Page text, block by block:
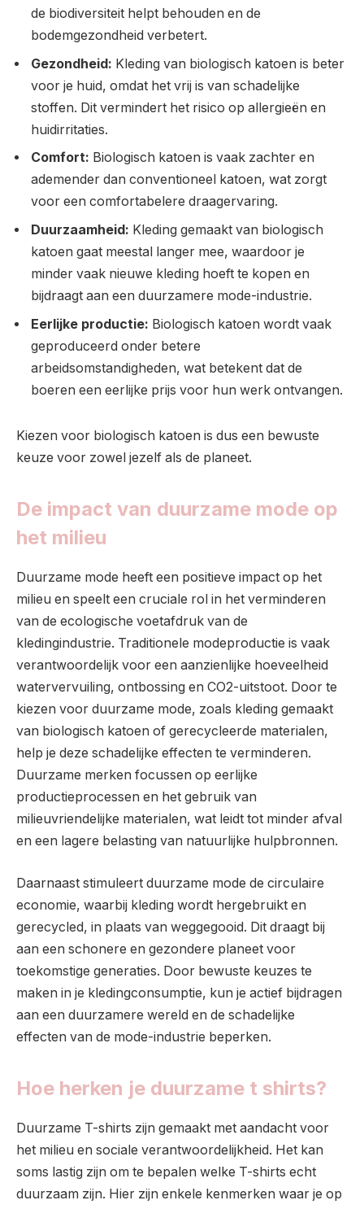
de biodiversiteit helpt behouden en de
bodemgezondheid verbetert.
Gezondheid: Kleding van biologisch katoen is beter
voor je huid, omdat het vrij is van schadelijke
stoffen. Dit vermindert het risico op allergieën en
huidirritaties.
Comfort: Biologisch katoen is vaak zachter en
ademender dan conventioneel katoen, wat zorgt
voor een comfortabelere draagervaring.
Duurzaamheid: Kleding gemaakt van biologisch
katoen gaat meestal langer mee, waardoor je
minder vaak nieuwe kleding hoeft te kopen en
bijdraagt aan een duurzamere mode-industrie.
Eerlijke productie: Biologisch katoen wordt vaak
geproduceerd onder betere
arbeidsomstandigheden, wat betekent dat de
boeren een eerlijke prijs voor hun werk ontvangen.
Kiezen voor biologisch katoen is dus een bewuste
keuze voor zowel jezelf als de planeet.
De impact van duurzame mode op
het milieu
Duurzame mode heeft een positieve impact op het
milieu en speelt een cruciale rol in het verminderen
van de ecologische voetafdruk van de
kledingindustrie. Traditionele modeproductie is vaak
verantwoordelijk voor een aanzienlijke hoeveelheid
watervervuiling, ontbossing en CO2-uitstoot. Door te
kiezen voor duurzame mode, zoals kleding gemaakt
van biologisch katoen of gerecycleerde materialen,
help je deze schadelijke effecten te verminderen.
Duurzame merken focussen op eerlijke
productieprocessen en het gebruik van
milieuvriendelijke materialen, wat leidt tot minder afval
en een lagere belasting van natuurlijke hulpbronnen.
Daarnaast stimuleert duurzame mode de circulaire
economie, waarbij kleding wordt hergebruikt en
gerecycled, in plaats van weggegooid. Dit draagt bij
aan een schonere en gezondere planeet voor
toekomstige generaties. Door bewuste keuzes te
maken in je kledingconsumptie, kun je actief bijdragen
aan een duurzamere wereld en de schadelijke
effecten van de mode-industrie beperken.
Hoe herken je duurzame t shirts?
Duurzame T-shirts zijn gemaakt met aandacht voor
het milieu en sociale verantwoordelijkheid. Het kan
soms lastig zijn om te bepalen welke T-shirts echt
duurzaam zijn. Hier zijn enkele kenmerken waar je op